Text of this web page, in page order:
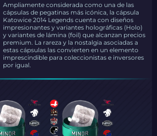
Ampliamente considerada como una de las
cápsulas de pegatinas más icónica, la cápsula
Katowice 2014 Legends cuenta con diseños
impresionantes y variantes holográficas (Holo)
y variantes de lámina (foil) que alcanzan precios
premium. La rareza y la nostalgia asociadas a
estas cápsulas las convierten en un elemento
imprescindible para coleccionistas e inversores
por igual.